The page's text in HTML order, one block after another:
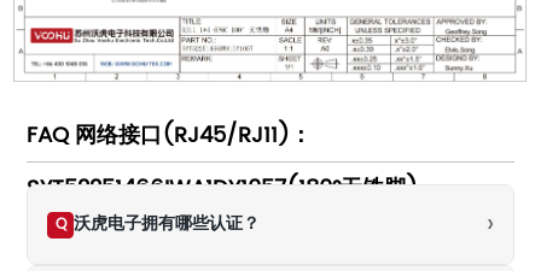
FAQ 网络接口(RJ45/RJ11)：
SYT52251466IWA1DY1057(180°无铁脚)
Q 沃虎电子拥有哪些认证？ ›